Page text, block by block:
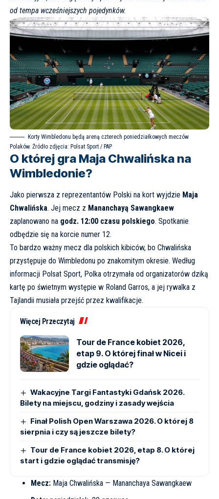
od tempa wcześniejszych pojedynków.
Korty Wimbledonu będą areną czterech poniedziałkowych meczów
Polaków. Źródło zdjęcia: Polsat Sport / PAP
O której gra Maja Chwalińska na
Wimbledonie?
Jako pierwsza z reprezentantów Polski na kort wyjdzie Maja
Chwalińska. Jej mecz z Mananchayą Sawangkaew
zaplanowano na godz. 12:00 czasu polskiego. Spotkanie
odbędzie się na korcie numer 12.
To bardzo ważny mecz dla polskich kibiców, bo Chwalińska
przystępuje do Wimbledonu po znakomitym okresie. Według
informacji Polsat Sport, Polka otrzymała od organizatorów dziką
kartę po świetnym występie w Roland Garros, a jej rywalka z
Tajlandii musiała przejść przez kwalifikacje.
Więcej Przeczytaj
Tour de France kobiet 2026,
etap 9. O której finał w Nicei i
gdzie oglądać?
Wakacyjne Targi Fantastyki Gdańsk 2026.
Bilety na miejscu, godziny i zasady wejścia
Finał Polish Open Warszawa 2026. O której 8
sierpnia i czy są jeszcze bilety?
Tour de France kobiet 2026, etap 8. O której
start i gdzie oglądać transmisję?
Mecz:Maja Chwalińska — Mananchaya Sawangkaew